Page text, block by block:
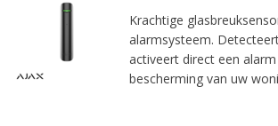
Krachtige
alarmsysteem.
activeert direct een
bescherming van uw